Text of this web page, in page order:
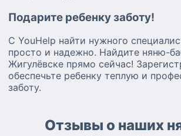
Подарите ребенку заботу!
С YouHelp найти нужного
просто и надежно. Найдите няню-
Жигулёвске прямо сейчас!
обеспечьте ребенку теплую и
заботу.
Отзывы о наших